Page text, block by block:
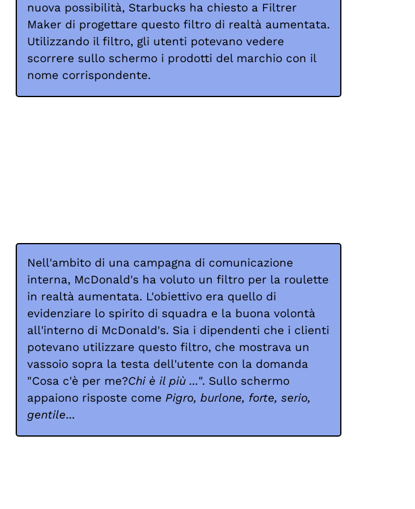
nuova possibilità, Starbucks ha chiesto a Filtrer
Maker di progettare questo filtro di realtà aumentata.
Utilizzando il filtro, gli utenti potevano vedere
scorrere sullo schermo i prodotti del marchio con il
nome corrispondente.
Nell'ambito di una campagna di comunicazione
interna, McDonald's ha voluto un filtro per la roulette
in realtà aumentata. L'obiettivo era quello di
evidenziare lo spirito di squadra e la buona volontà
all'interno di McDonald's. Sia i dipendenti che i clienti
potevano utilizzare questo filtro, che mostrava un
vassoio sopra la testa dell'utente con la domanda
"Cosa c'è per me?Chi è il più ...". Sullo schermo
appaiono risposte come Pigro, burlone, forte, serio,
gentile...